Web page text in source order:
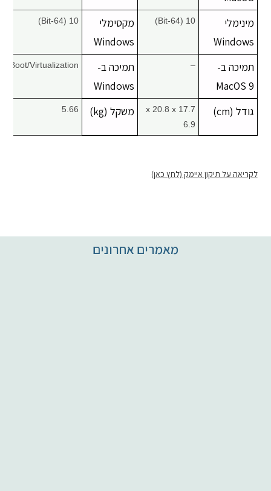
מינימלי
Windows
10 (64-Bit)
מקסימלי
Windows
10 (64-Bit)
תמיכה ב-
MacOS 9
–
תמיכה ב-
Windows
Boot/Virtualization
גודל (cm)
17.7 x 20.8 x
6.9
משקל (kg) 5.66
לקריאה על תיקון איימק (לחץ כאן)
מאמרים אחרונים